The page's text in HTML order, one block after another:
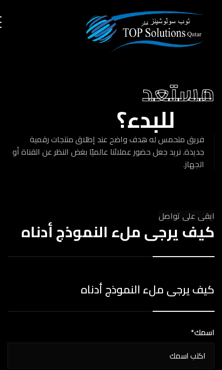
مستعد
للبدء؟
فريق متحمس له هدف واضح عند إطلاق منتجات رقمية
جديدة. نريد جعل حضور عملائنا عالميًا بغض النظر عن القناة أو
الجهاز.
ابقى على تواصل
كيف يرجى ملء النموذج أدناه
كيف يرجى ملء النموذج أدناه
اسمك*